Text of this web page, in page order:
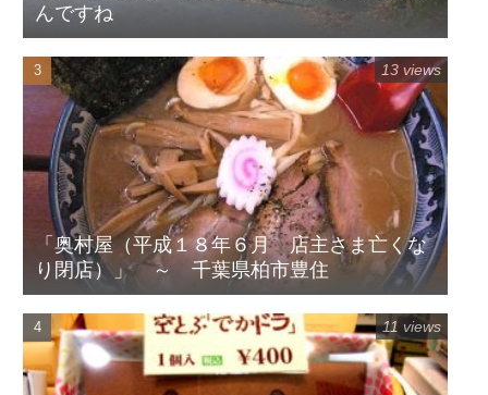
んですね
「奥村屋（平成１８年６月 店主さま亡くな
り閉店）」 ～ 千葉県柏市豊住
13 views
11 views